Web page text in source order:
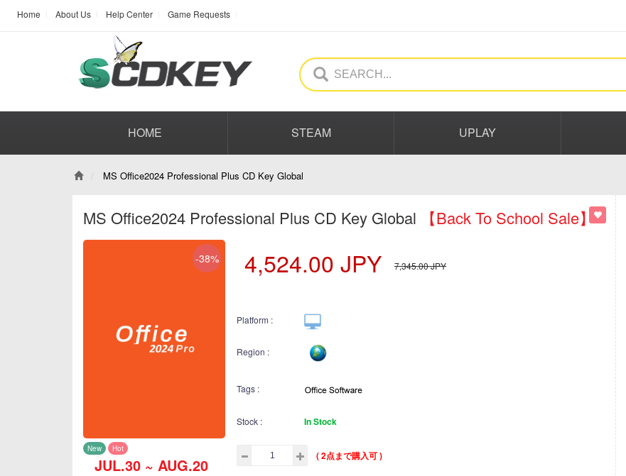
Home About Us Help Center Game Requests
HOME STEAM UPLAY
MS Office2024 Professional Plus CD Key Global
MS Office2024 Professional Plus CD Key Global 【Back To School Sale】
-38%
JUL.30 ~ AUG.20
New Hot
4,524.00 JPY 7,345.00JPY
Platform :
Region :
Tags :
Stock : In Stock
( 2点まで購入可 )